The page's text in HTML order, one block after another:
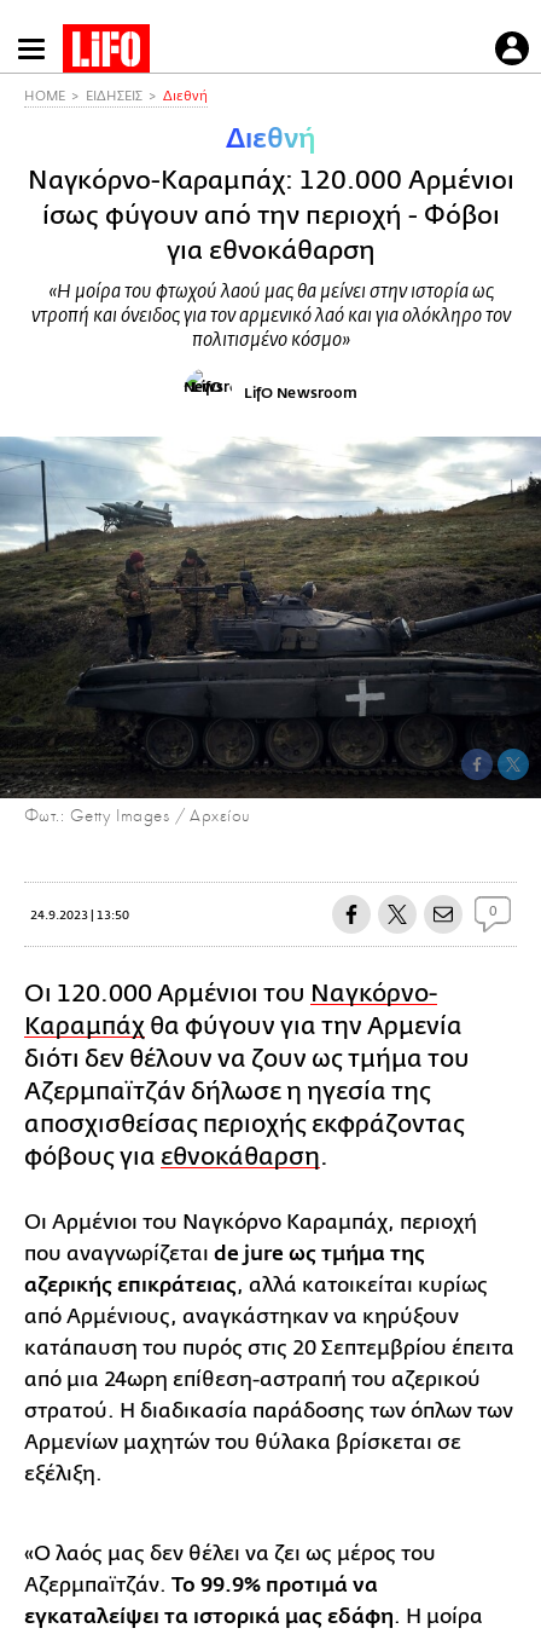
Παράκαμψη
προς
HOME ΕΙΔΗΣΕΙΣ Διεθνή
Διεθνή
Ναγκόρνο-Καραμπάχ: 120.000 Αρμένιοι
ίσως φύγουν από την περιοχή - Φόβοι
για εθνοκάθαρση
«Η μοίρα του φτωχού λαού μας θα μείνει στην ιστορία ως
ντροπή και όνειδος για τον αρμενικό λαό και για ολόκληρο τον
πολιτισμένο κόσμο»
LifO Newsroom
Φωτ.: Getty Images / Αρχείου
24.9.2023 | 13:50 0
Οι 120.000 Αρμένιοι του Ναγκόρνο-
Καραμπάχ θα φύγουν για την Αρμενία
διότι δεν θέλουν να ζουν ως τμήμα του
Αζερμπαϊτζάν δήλωσε η ηγεσία της
αποσχισθείσας περιοχής εκφράζοντας
φόβους για εθνοκάθαρση.
Οι Αρμένιοι του Ναγκόρνο Καραμπάχ, περιοχή
που αναγνωρίζεται de jure ως τμήμα της
αζερικής επικράτειας, αλλά κατοικείται κυρίως
από Αρμένιους, αναγκάστηκαν να κηρύξουν
κατάπαυση του πυρός στις 20 Σεπτεμβρίου έπειτα
από μια 24ωρη επίθεση-αστραπή του αζερικού
στρατού. Η διαδικασία παράδοσης των όπλων των
Αρμενίων μαχητών του θύλακα βρίσκεται σε
εξέλιξη.
«Ο λαός μας δεν θέλει να ζει ως μέρος του
Αζερμπαϊτζάν. Το 99.9% προτιμά να
εγκαταλείψει τα ιστορικά μας εδάφη. Η μοίρα